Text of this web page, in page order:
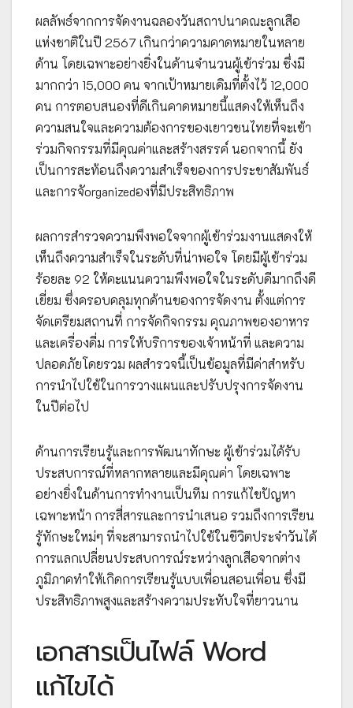
ผลลัพธ์จากการจัดงานฉลองวันสถาปนาคณะลูกเสือ
แห่งชาติในปี 2567 เกินกว่าความคาดหมายในหลาย
ด้าน โดยเฉพาะอย่างยิ่งในด้านจำนวนผู้เข้าร่วม ซึ่งมี
มากกว่า 15,000 คน จากเป้าหมายเดิมที่ตั้งไว้ 12,000
คน การตอบสนองที่ดีเกินคาดหมายนี้แสดงให้เห็นถึง
ความสนใจและความต้องการของเยาวชนไทยที่จะเข้า
ร่วมกิจกรรมที่มีคุณค่าและสร้างสรรค์ นอกจากนี้ ยัง
เป็นการสะท้อนถึงความสำเร็จของการประชาสัมพันธ์
และการจัorganizedองที่มีประสิทธิภาพ
ผลการสำรวจความพึงพอใจจากผู้เข้าร่วมงานแสดงให้
เห็นถึงความสำเร็จในระดับที่น่าพอใจ โดยมีผู้เข้าร่วม
ร้อยละ 92 ให้คะแนนความพึงพอใจในระดับดีมากถึงดี
เยี่ยม ซึ่งครอบคลุมทุกด้านของการจัดงาน ตั้งแต่การ
จัดเตรียมสถานที่ การจัดกิจกรรม คุณภาพของอาหาร
และเครื่องดื่ม การให้บริการของเจ้าหน้าที่ และความ
ปลอดภัยโดยรวม ผลสำรวจนี้เป็นข้อมูลที่มีค่าสำหรับ
การนำไปใช้ในการวางแผนและปรับปรุงการจัดงาน
ในปีต่อไป
ด้านการเรียนรู้และการพัฒนาทักษะ ผู้เข้าร่วมได้รับ
ประสบการณ์ที่หลากหลายและมีคุณค่า โดยเฉพาะ
อย่างยิ่งในด้านการทำงานเป็นทีม การแก้ไขปัญหา
เฉพาะหน้า การสื่สารและการนำเสนอ รวมถึงการเรียน
รู้ทักษะใหม่ๆ ที่จะสามารถนำไปใช้ในชีวิตประจำวันได้
การแลกเปลี่ยนประสบการณ์ระหว่างลูกเสือจากต่าง
ภูมิภาคทำให้เกิดการเรียนรู้แบบเพื่อนสอนเพื่อน ซึ่งมี
ประสิทธิภาพสูงและสร้างความประทับใจที่ยาวนาน
เอกสารเป็นไฟล์ Word
แก้ไขได้